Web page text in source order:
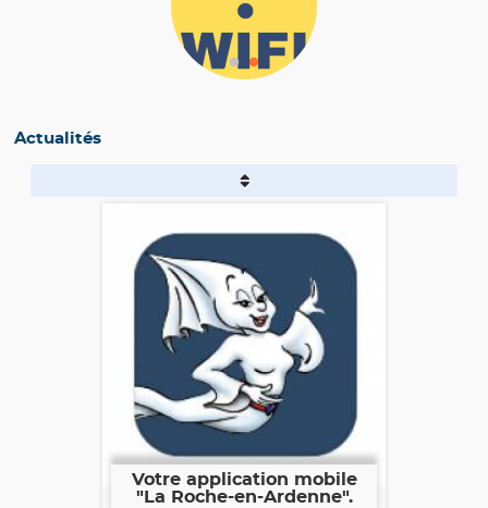
Actualités
Votre application mobile
"La Roche-en-Ardenne".